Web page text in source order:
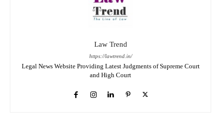
Law Trend
https://lawtrend.in/
Legal News Website Providing Latest Judgments of Supreme Court
and High Court